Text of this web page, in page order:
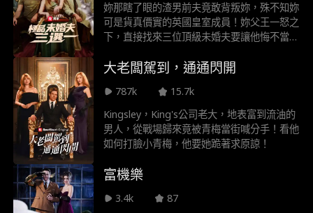
妳那瞎了眼的渣男前夫竟敢背叛妳，殊不知妳
可是貨真價實的英國皇室成員！妳父王一怒之
下，直接找來三位頂級未婚夫要讓他悔不當初
定要做選擇？
大老闆駕到，通通閃開
787k
15.7k
Kingsley，King's公司老大，地表富到流油的
男人，從戰場歸來竟被青梅當街喊分手！看他
如何打臉小青梅，他要她跪著求原諒！
富機樂
3.4k
87